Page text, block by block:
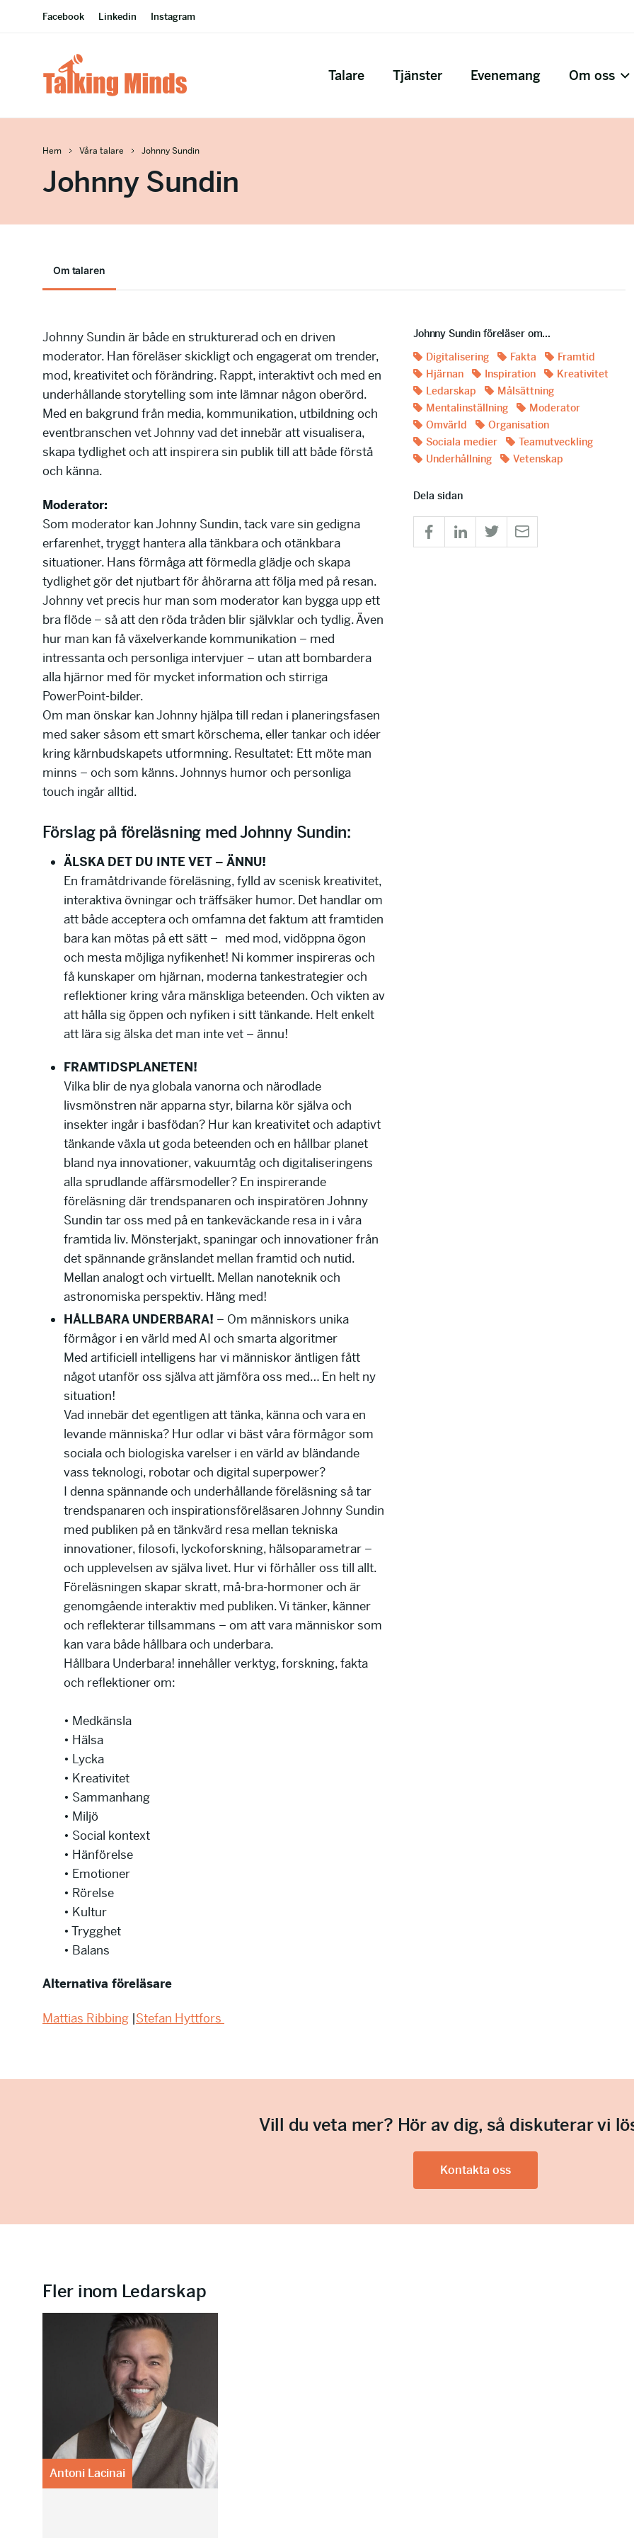
Facebook Linkedin Instagram
Talare Tjänster Evenemang Om oss
Hem Våra talare Johnny Sundin
Johnny Sundin
Om talaren
Johnny Sundin är både en strukturerad och en driven
moderator. Han föreläser skickligt och engagerat om trender,
mod, kreativitet och förändring. Rappt, interaktivt och med en
underhållande storytelling som inte lämnar någon oberörd.
Med en bakgrund från media, kommunikation, utbildning och
eventbranschen vet Johnny vad det innebär att visualisera,
skapa tydlighet och att inspirera sin publik till att både förstå
och känna.
Moderator:
Som moderator kan Johnny Sundin, tack vare sin gedigna
erfarenhet, tryggt hantera alla tänkbara och otänkbara
situationer. Hans förmåga att förmedla glädje och skapa
tydlighet gör det njutbart för åhörarna att följa med på resan.
Johnny vet precis hur man som moderator kan bygga upp ett
bra flöde – så att den röda tråden blir självklar och tydlig. Även
hur man kan få växelverkande kommunikation – med
intressanta och personliga intervjuer – utan att bombardera
alla hjärnor med för mycket information och stirriga
PowerPoint-bilder.
Om man önskar kan Johnny hjälpa till redan i planeringsfasen
med saker såsom ett smart körschema, eller tankar och idéer
kring kärnbudskapets utformning. Resultatet: Ett möte man
minns – och som känns. Johnnys humor och personliga
touch ingår alltid.
Förslag på föreläsning med Johnny Sundin:
ÄLSKA DET DU INTE VET – ÄNNU!
En framåtdrivande föreläsning, fylld av scenisk kreativitet,
interaktiva övningar och träffsäker humor. Det handlar om
att både acceptera och omfamna det faktum att framtiden
bara kan mötas på ett sätt – med mod, vidöppna ögon
och mesta möjliga nyfikenhet! Ni kommer inspireras och
få kunskaper om hjärnan, moderna tankestrategier och
reflektioner kring våra mänskliga beteenden. Och vikten av
att hålla sig öppen och nyfiken i sitt tänkande. Helt enkelt
att lära sig älska det man inte vet – ännu!
FRAMTIDSPLANETEN!
Vilka blir de nya globala vanorna och närodlade
livsmönstren när apparna styr, bilarna kör själva och
insekter ingår i basfödan? Hur kan kreativitet och adaptivt
tänkande växla ut goda beteenden och en hållbar planet
bland nya innovationer, vakuumtåg och digitaliseringens
alla sprudlande affärsmodeller? En inspirerande
föreläsning där trendspanaren och inspiratören Johnny
Sundin tar oss med på en tankeväckande resa in i våra
framtida liv. Mönsterjakt, spaningar och innovationer från
det spännande gränslandet mellan framtid och nutid.
Mellan analogt och virtuellt. Mellan nanoteknik och
astronomiska perspektiv. Häng med!
HÅLLBARA UNDERBARA! – Om människors unika
förmågor i en värld med AI och smarta algoritmer
Med artificiell intelligens har vi människor äntligen fått
något utanför oss själva att jämföra oss med… En helt ny
situation!
Vad innebär det egentligen att tänka, känna och vara en
levande människa? Hur odlar vi bäst våra förmågor som
sociala och biologiska varelser i en värld av bländande
vass teknologi, robotar och digital superpower?
I denna spännande och underhållande föreläsning så tar
trendspanaren och inspirationsföreläsaren Johnny Sundin
med publiken på en tänkvärd resa mellan tekniska
innovationer, filosofi, lyckoforskning, hälsoparametrar –
och upplevelsen av själva livet. Hur vi förhåller oss till allt.
Föreläsningen skapar skratt, må-bra-hormoner och är
genomgående interaktiv med publiken. Vi tänker, känner
och reflekterar tillsammans – om att vara människor som
kan vara både hållbara och underbara.
Hållbara Underbara! innehåller verktyg, forskning, fakta
och reflektioner om:
• Medkänsla
• Hälsa
• Lycka
• Kreativitet
• Sammanhang
• Miljö
• Social kontext
• Hänförelse
• Emotioner
• Rörelse
• Kultur
• Trygghet
• Balans
Alternativa föreläsare
Mattias Ribbing |Stefan Hyttfors
Johnny Sundin föreläser om...
Digitalisering
Fakta
Framtid
Hjärnan
Inspiration
Kreativitet
Ledarskap
Målsättning
Mentalinställning
Moderator
Omvärld
Organisation
Sociala medier
Teamutveckling
Underhållning
Vetenskap
Dela sidan
Vill du veta mer? Hör av dig, så diskuterar vi
Kontakta oss
Fler inom Ledarskap
Antoni Lacinai